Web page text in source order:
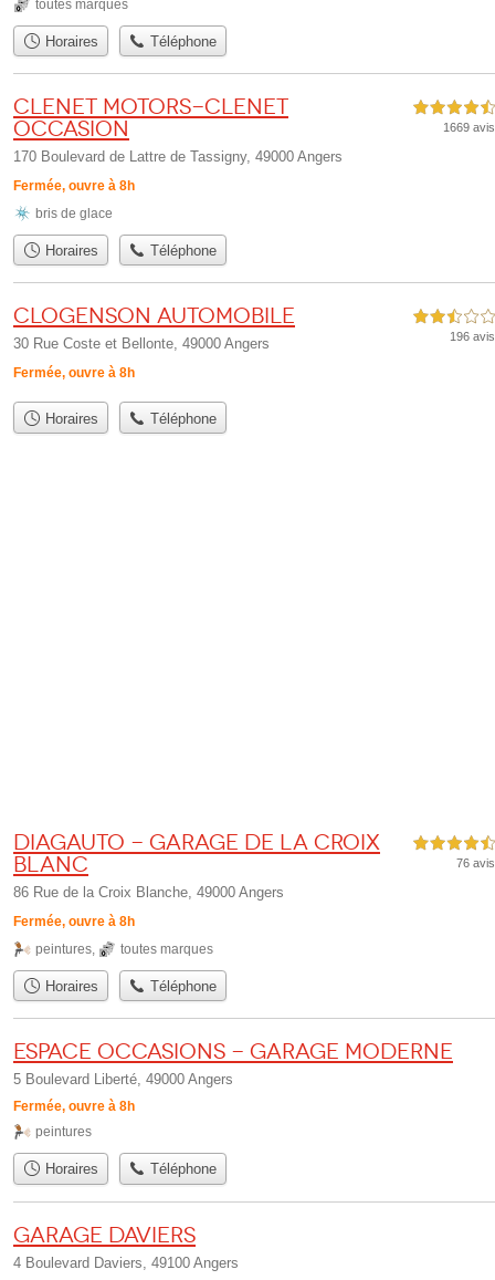
toutes marques
Horaires Téléphone
Clenet Motors-Clenet
Occasion
170 Boulevard de Lattre de Tassigny, 49000 Angers
Fermée, ouvre à 8h
4,5 étoiles sur 5
1669 avis
bris de glace
Horaires Téléphone
Clogenson Automobile
30 Rue Coste et Bellonte, 49000 Angers
Fermée, ouvre à 8h
2,5 étoiles sur 5
196 avis
Horaires Téléphone
Diagauto - Garage de la Croix
Blanc
86 Rue de la Croix Blanche, 49000 Angers
Fermée, ouvre à 8h
4,5 étoiles sur 5
76 avis
peintures toutes marques
Horaires Téléphone
Espace Occasions - Garage Moderne
5 Boulevard Liberté, 49000 Angers
Fermée, ouvre à 8h
peintures
Horaires Téléphone
Garage Daviers
4 Boulevard Daviers, 49100 Angers